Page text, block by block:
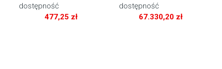
dostępność
477,25 zł
dostępność
67.330,20 zł